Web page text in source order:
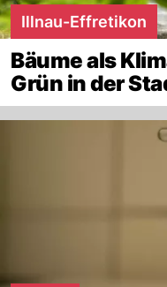
Illnau-Effretikon
Bäume als
Grün in der